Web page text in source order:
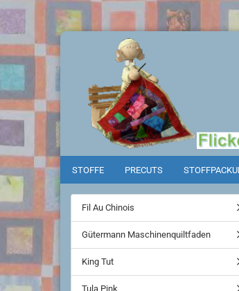
STOFFE PRECUTS
Fil Au Chinois
Gütermann Maschinenquiltfaden
King Tut
Tula Pink